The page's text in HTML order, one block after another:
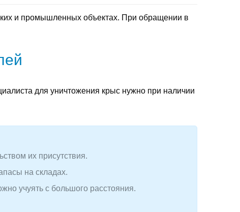
и промышленных объектах. При обращении в
для уничтожения крыс нужно при наличии
их присутствия.
на складах.
учуять с большого расстояния.